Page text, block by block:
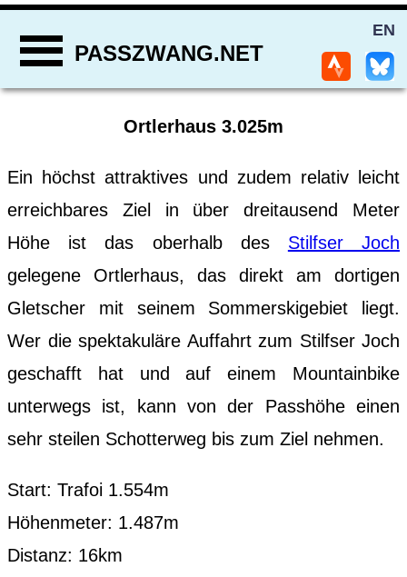
EN
PASSZWANG.NET
Ortlerhaus 3.025m
Ein höchst attraktives und zudem relativ leicht
erreichbares Ziel in über dreitausend Meter
Höhe ist das oberhalb des Stilfser Joch
gelegene Ortlerhaus, das direkt am dortigen
Gletscher mit seinem Sommerskigebiet liegt.
Wer die spektakuläre Auffahrt zum Stilfser Joch
geschafft hat und auf einem Mountainbike
unterwegs ist, kann von der Passhöhe einen
sehr steilen Schotterweg bis zum Ziel nehmen.
Start: Trafoi 1.554m
Höhenmeter: 1.487m
Distanz: 16km